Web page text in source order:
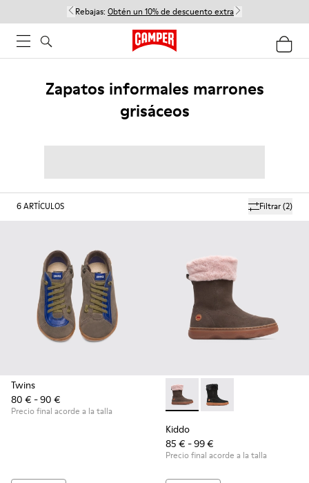
Rebajas: Obtén un 10% de descuento extra
Zapatos informales marrones
grisáceos
Filtrar(2)
6ARTÍCULOS
Twins
80 € - 90 €
Precio final acorde a la talla
Kiddo - K900139-005 -
Kiddo - K900139-003
Kiddo
85 € - 99 €
Precio final acorde a la talla